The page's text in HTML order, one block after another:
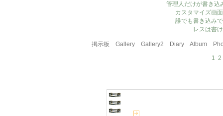
管理人だけが書き込
カスタマイズ画
誰でも書き込み
レスは書
掲示板 Gallery Gallery2 Diary Album
1 2